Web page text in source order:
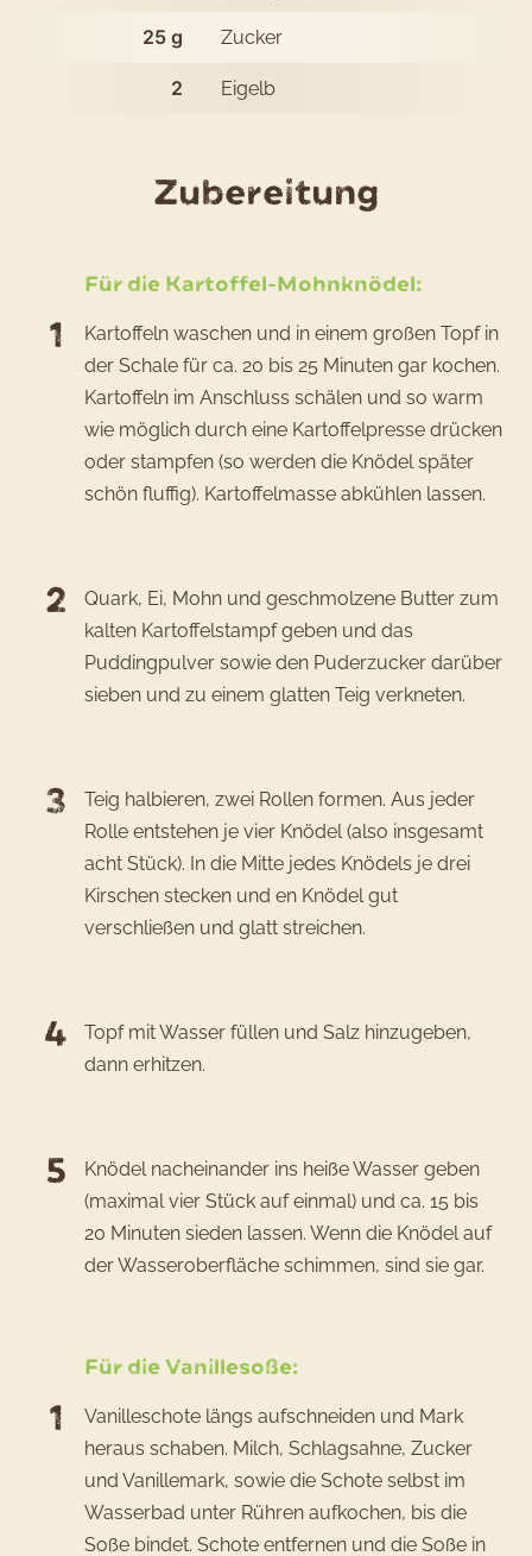
25 g Zucker
2 Eigelb
Zubereitung
mit
und
Für die Kartoffel-Mohnknödel:
Kartoffeln waschen und in einem großen Topf in
der Schale für ca. 20 bis 25 Minuten gar kochen.
Kartoffeln im Anschluss schälen und so warm
wie möglich durch eine Kartoffelpresse drücken
oder stampfen (so werden die Knödel später
schön fluffig). Kartoffelmasse abkühlen lassen.
Quark, Ei, Mohn und geschmolzene Butter zum
kalten Kartoffelstampf geben und das
Puddingpulver sowie den Puderzucker darüber
sieben und zu einem glatten Teig verkneten.
Teig halbieren, zwei Rollen formen. Aus jeder
Rolle entstehen je vier Knödel (also insgesamt
acht Stück). In die Mitte jedes Knödels je drei
Kirschen stecken und en Knödel gut
verschließen und glatt streichen.
Topf mit Wasser füllen und Salz hinzugeben,
dann erhitzen.
Knödel nacheinander ins heiße Wasser geben
(maximal vier Stück auf einmal) und ca. 15 bis
20 Minuten sieden lassen. Wenn die Knödel auf
der Wasseroberfläche schimmen, sind sie gar.
Für die Vanillesoße:
Vanilleschote längs aufschneiden und Mark
heraus schaben. Milch, Schlagsahne, Zucker
und Vanillemark, sowie die Schote selbst im
Wasserbad unter Rühren aufkochen, bis die
Soße bindet. Schote entfernen und die Soße in